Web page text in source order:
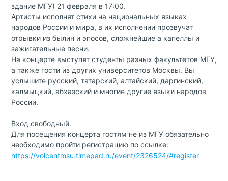
здание МГУ) 21 февраля в 17:00.
Артисты исполнят стихи на национальных языках
народов России и мира, в их исполнении прозвучат
отрывки из былин и эпосов, сложнейшие а капеллы и
зажигательные песни.
На концерте выступят студенты разных факультетов МГУ,
а также гости из других университетов Москвы. Вы
услышите русский, татарский, алтайский, даргинский,
калмыцкий, абхазский и многие другие языки народов
России.
Вход свободный.
Для посещения концерта гостям не из МГУ обязательно
необходимо пройти регистрацию по ссылке:
https://volcentmsu.timepad.ru/event/2326524/#register